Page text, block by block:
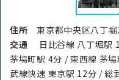
住所東京都中央区八
交通
日比谷線 八丁堀駅
茅場町駅 4分 / 東西線 茅
武線快速 東京駅 12分 / 総